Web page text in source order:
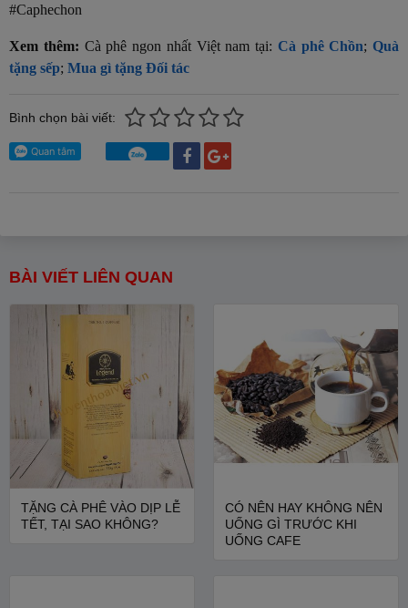
#Caphechon
Xem thêm: Cà phê ngon nhất Việt nam tại: Cà phê Chồn; Quà
tặng sếp; Mua gì tặng Đối tác
Bình chọn bài viết:
BÀI VIẾT LIÊN QUAN
TẶNG CÀ PHÊ VÀO DỊP LỄ
TẾT, TẠI SAO KHÔNG?
CÓ NÊN HAY KHÔNG NÊN
UỐNG GÌ TRƯỚC KHI
UỐNG CAFE